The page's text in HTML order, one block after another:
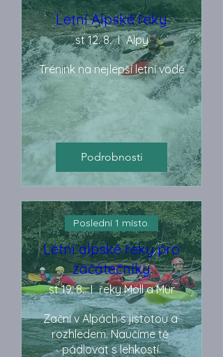
Letní Alpské řeky
st 12. 8. Alpy
Trénink na nejlepší letní vodě
Podrobnosti
Poslední 1 místo.
Letní alpské řeky pro
začátečníky
st 19. 8. řeky Möll a Mur
Začni v Alpách s jistotou a
rozhledem. Naučíme tě
pádlovat s lehkostí.